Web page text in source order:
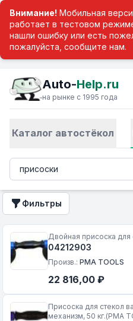
Внимание! Мобильная
работает в тестовом
нашли ошибку или есть
пожалуйста, сообщите нам.
Auto-Help.ru
на рынке с 1995 года
Каталог автостёкол
Фильтры
Двойная присоска для
04212903
Произв.: PMA TOOLS
22 816,00 ₽
Присоска для стекол
механизм, 50 кг.(PMA